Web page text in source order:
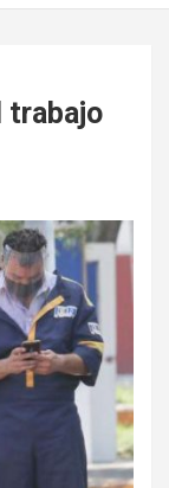
trabajo